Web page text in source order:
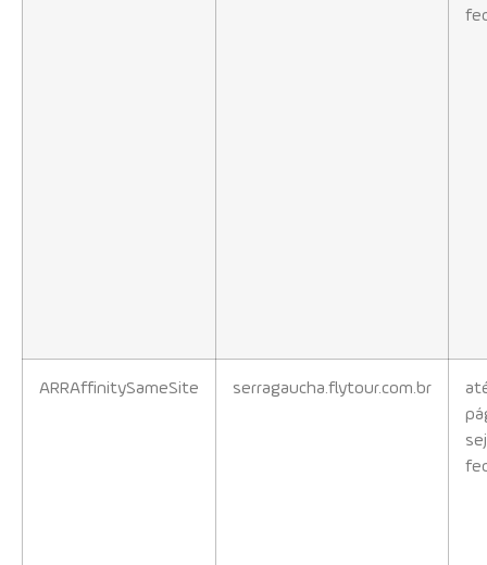
ARRAffinitySameSite serragaucha.flytour.com.br